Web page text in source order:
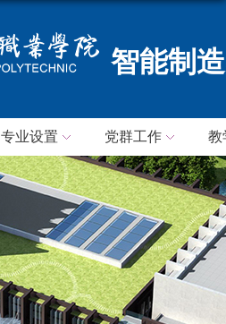
智能制
专业设置 党群工作 教